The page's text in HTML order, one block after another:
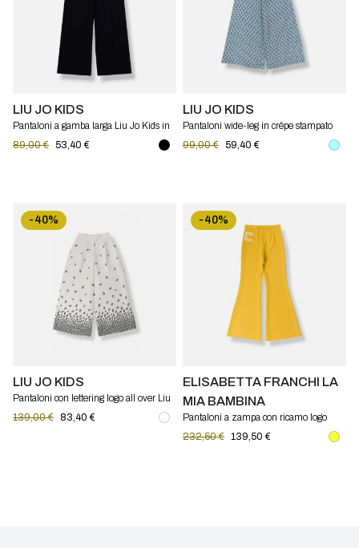
LIU JO KIDS
Pantaloni a gamba larga Liu Jo Kids in
crêpe
89,00 € 53,40 €
LIU JO KIDS
Pantaloni wide-leg in crêpe stampato
Liu Jo Kids
99,00 € 59,40 €
-40%
LIU JO KIDS
Pantaloni con lettering logo all over Liu
139,00 € 83,40 €
-40%
ELISABETTA FRANCHI LA
MIA BAMBINA
Pantaloni a zampa con ricamo logo
232,50 € 139,50 €